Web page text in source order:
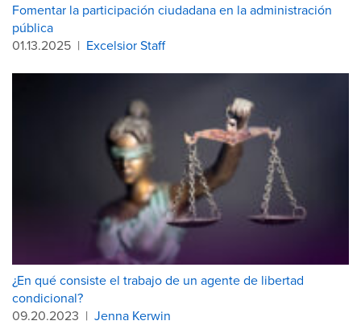
Fomentar la participación ciudadana en la administración
pública
01.13.2025 | Excelsior Staff
¿En qué consiste el trabajo de un agente de libertad
condicional?
09.20.2023 | Jenna Kerwin